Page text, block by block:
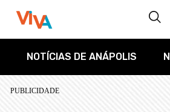
NOTÍCIAS DE ANÁPOLIS